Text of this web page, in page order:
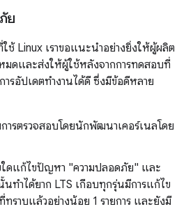
ย
ช้ Linux เราขอแนะนำอย่างยิ่งให้ผู้ผลิต
มดและส่งให้ผู้ใช้หลังจากการทดสอบที่
รอัปเดตทำงานได้ดี ซึ่งมีข้อดีหลาย
การตรวจสอบโดยนักพัฒนาเคอร์เนลโดย
ใดแก้ไขปัญหา "ความปลอดภัย" และ
นทำได้ยาก LTS เกือบทุกรุ่นมีการแก้ไข
ราบแล้วอย่างน้อย 1 รายการ และยังมี